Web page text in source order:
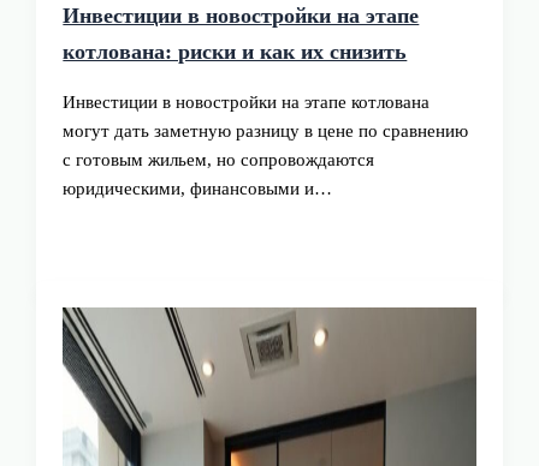
Инвестиции в новостройки на этапе
котлована: риски и как их снизить
Инвестиции в новостройки на этапе котлована
могут дать заметную разницу в цене по сравнению
с готовым жильем, но сопровождаются
юридическими, финансовыми и…